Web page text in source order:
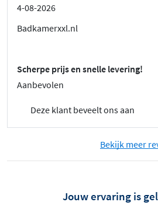
4-08-2026
Badkamerxxl.nl
Scherpe prijs en snelle levering!
Aanbevolen
Deze klant beveelt ons aan
Bekijk meer
Jouw ervaring is